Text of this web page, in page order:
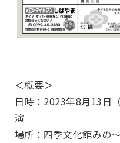
＜概要＞
日時：2023年8月13日
演
場所：四季文化館みの